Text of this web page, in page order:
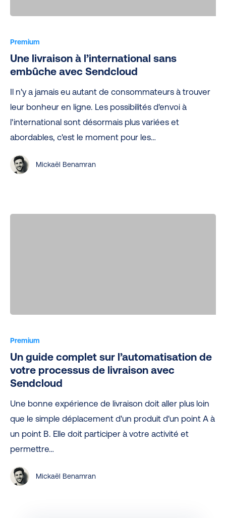
livraison
à
l’international
embûche
Premium
Une livraison à l’international sans
embûche avec Sendcloud
Il n'y a jamais eu autant de consommateurs à trouver
leur bonheur en ligne. Les possibilités d'envoi à
l'international sont désormais plus variées et
abordables, c'est le moment pour les…
Mickaël Benamran
guide
complet
sur
l’automatisation
avec
Sendcloud
Premium
Un guide complet sur l’automatisation de
votre processus de livraison avec
Sendcloud
Une bonne expérience de livraison doit aller plus loin
que le simple déplacement d'un produit d'un point A à
un point B. Elle doit participer à votre activité et
permettre…
Mickaël Benamran